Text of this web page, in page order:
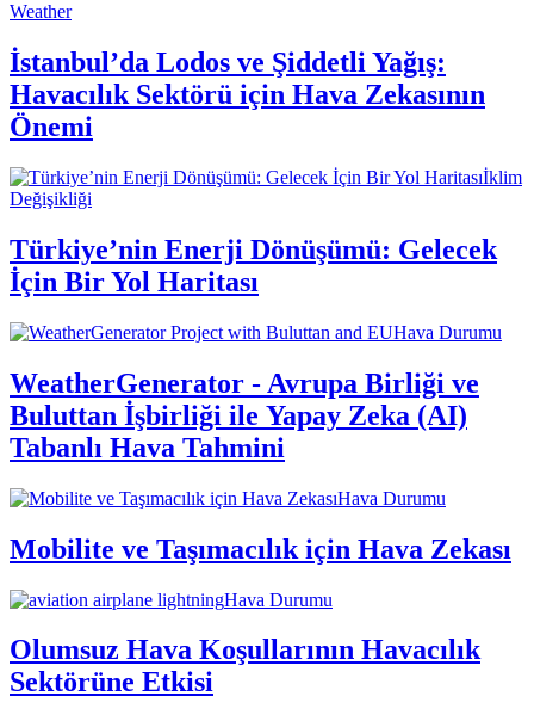
Weather
İstanbul’da Lodos ve Şiddetli Yağış:
Havacılık Sektörü için Hava Zekasının
Önemi
İklim
Değişikliği
Türkiye’nin Enerji Dönüşümü: Gelecek
İçin Bir Yol Haritası
Hava Durumu
WeatherGenerator - Avrupa Birliği ve
Buluttan İşbirliği ile Yapay Zeka (AI)
Tabanlı Hava Tahmini
Hava Durumu
Mobilite ve Taşımacılık için Hava Zekası
Hava Durumu
Olumsuz Hava Koşullarının Havacılık
Sektörüne Etkisi